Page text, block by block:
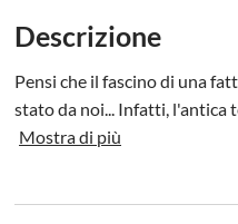
Descrizione
Pensi che il fascino di una
stato da noi... Infatti, l'antica
Mostra di più